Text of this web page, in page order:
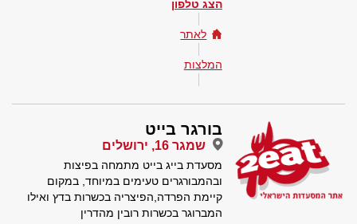
הצג טלפון
לאתר
המלצות
בורגר בייט
שמגר 16, ירושלים
מסעדת בייג בייט מתמחה בפיצות
ובהמבורגרים טעימים במיוחד, במקום
קיימת הפרדה,הפיצריה בכשרות בדץ ואילו
המברוגר בכשרות רובין מהדרין